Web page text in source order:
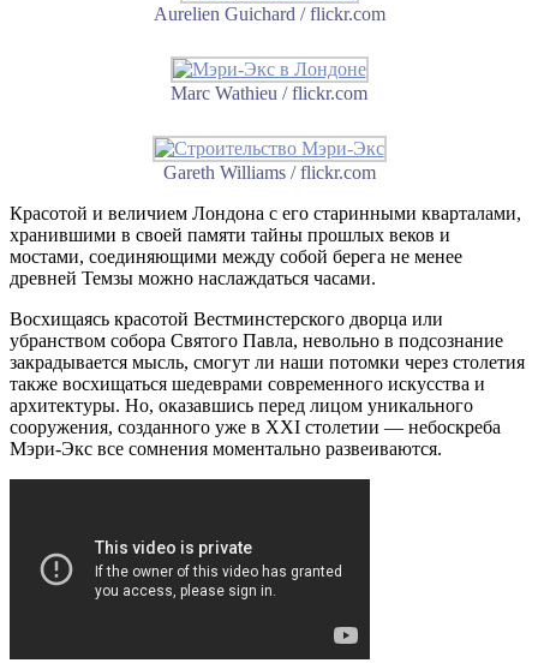
Aurelien Guichard / flickr.com
Marc Wathieu / flickr.com
Gareth Williams / flickr.com
Красотой и величием Лондона с его старинными кварталами,
хранившими в своей памяти тайны прошлых веков и
мостами, соединяющими между собой берега не менее
древней Темзы можно наслаждаться часами.
Восхищаясь красотой Вестминстерского дворца или
убранством собора Святого Павла, невольно в подсознание
закрадывается мысль, смогут ли наши потомки через столетия
также восхищаться шедеврами современного искусства и
архитектуры. Но, оказавшись перед лицом уникального
сооружения, созданного уже в XXI столетии — небоскреба
Мэри-Экс все сомнения моментально развеиваются.